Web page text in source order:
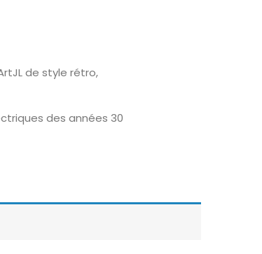
de style rétro,
des années 30